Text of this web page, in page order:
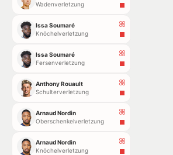
Wadenverletzung
Issa Soumaré
Knöchelverletzung
Issa Soumaré
Fersenverletzung
Anthony Rouault
Schulterverletzung
Arnaud Nordin
Oberschenkelverletzung
Arnaud Nordin
Knöchelverletzung